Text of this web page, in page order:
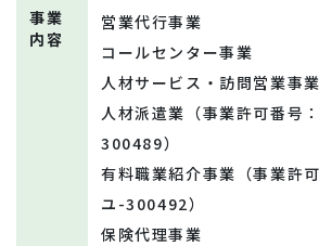
事業
内容
営業代行事業
コールセンター事業
人材サービス・訪問営業事業
人材派遣業（事業許可番号
300489）
有料職業紹介事業（事業許
ユ-300492）
保険代理事業